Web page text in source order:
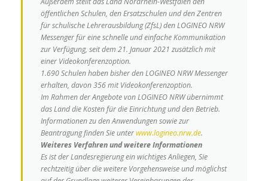
öffentlichen Schulen, den Ersatzschulen und den Zentren
für schulische Lehrerausbildung (ZfsL) den LOGINEO NRW
Messengerfür eine schnelle und einfache Kommunikation
zur Verfügung, seit dem 21. Januar 2021 zusätzlich mit
einer Videokonferenzoption.
1.690 Schulen haben bisher den LOGINEO NRW Messenger
erhalten, davon 356 mit Videokonferenzoption.
Im Rahmen der Angebote von LOGINEO NRW übernimmt
das Land die Kosten für die Einrichtung und den Betrieb.
Informationen zu den Anwendungen sowie zur
Beantragung finden Sie unterwww.logineo.nrw.de.
Weiteres Verfahren und weitere Informationen
Es ist der Landesregierung ein wichtiges Anliegen, Sie
rechtzeitig über die weitere Vorgehensweise und möglichst